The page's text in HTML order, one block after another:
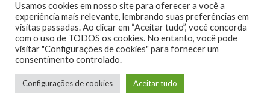
0
Usamos cookies em nosso site para oferecer a você a
experiência mais relevante, lembrando suas preferências em
visitas passadas. Ao clicar em “Aceitar tudo”, você concorda
com o uso de TODOS os cookies. No entanto, você pode
visitar "Configurações de cookies" para fornecer um
consentimento controlado.
Configurações de cookies Aceitar tudo